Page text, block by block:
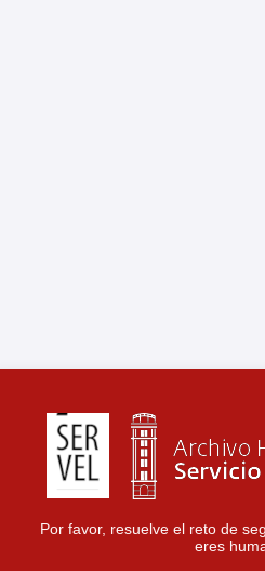
Por favor, resuelve el reto de
eres